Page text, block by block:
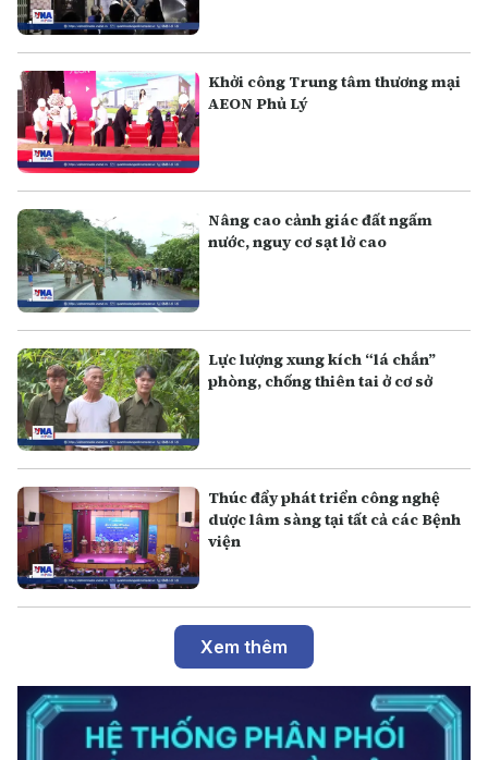
Khởi công Trung tâm thương mại
AEON Phủ Lý
Nâng cao cảnh giác đất ngấm
nước, nguy cơ sạt lở cao
Lực lượng xung kích “lá chắn”
phòng, chống thiên tai ở cơ sở
Thúc đẩy phát triển công nghệ
dược lâm sàng tại tất cả các Bệnh
viện
Xem thêm